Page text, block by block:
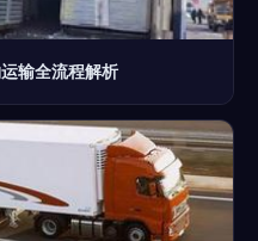
输全流程解析